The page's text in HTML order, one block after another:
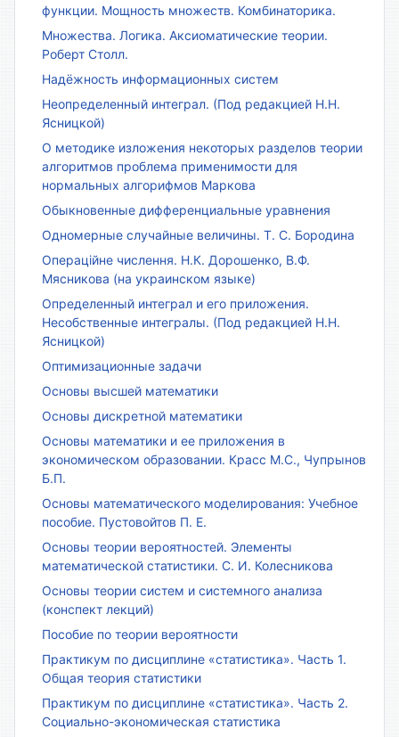
функции. Мощность множеств. Комбинаторика.
Множества. Логика. Аксиоматические теории.
Роберт Столл.
Надёжность информационных систем
Неопределенный интеграл. (Под редакцией Н.Н.
Ясницкой)
О методике изложения некоторых разделов теории
алгоритмов проблема применимости для
нормальных алгорифмов Маркова
Обыкновенные дифференциальные уравнения
Одномерные случайные величины. Т. С. Бородина
Операційне числення. Н.К. Дорошенко, В.Ф.
Мясникова (на украинском языке)
Определенный интеграл и его приложения.
Несобственные интегралы. (Под редакцией Н.Н.
Ясницкой)
Оптимизационные задачи
Основы высшей математики
Основы дискретной математики
Основы математики и ее приложения в
экономическом образовании. Красс М.С., Чупрынов
Б.П.
Основы математического моделирования: Учебное
пособие. Пустовойтов П. Е.
Основы теории вероятностей. Элементы
математической статистики. С. И. Колесникова
Основы теории систем и системного анализа
(конспект лекций)
Пособие по теории вероятности
Практикум по дисциплине «статистика». Часть 1.
Общая теория статистики
Практикум по дисциплине «статистика». Часть 2.
Социально-экономическая статистика